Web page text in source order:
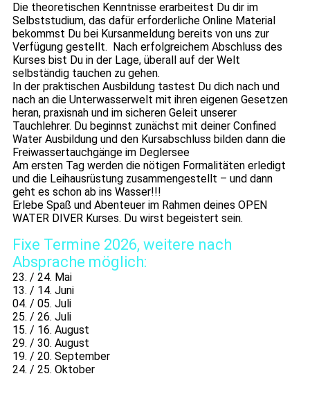
Die theoretischen Kenntnisse erarbeitest Du dir im
Selbststudium, das dafür erforderliche Online Material
bekommst Du bei Kursanmeldung bereits von uns zur
Verfügung gestellt. Nach erfolgreichem Abschluss des
Kurses bist Du in der Lage, überall auf der Welt
selbständig tauchen zu gehen.
In der praktischen Ausbildung tastest Du dich nach und
nach an die Unterwasserwelt mit ihren eigenen Gesetzen
heran, praxisnah und im sicheren Geleit unserer
Tauchlehrer. Du beginnst zunächst mit deiner Confined
Water Ausbildung und den Kursabschluss bilden dann die
Freiwassertauchgänge im Deglersee
Am ersten Tag werden die nötigen Formalitäten erledigt
und die Leihausrüstung zusammengestellt – und dann
geht es schon ab ins Wasser!!!
Erlebe Spaß und Abenteuer im Rahmen deines OPEN
WATER DIVER Kurses. Du wirst begeistert sein.
Fixe Termine 2026, weitere nach
Absprache möglich:
23. / 24. Mai
13. / 14. Juni
04. / 05. Juli
25. / 26. Juli
15. / 16. August
29. / 30. August
19. / 20. September
24. / 25. Oktober